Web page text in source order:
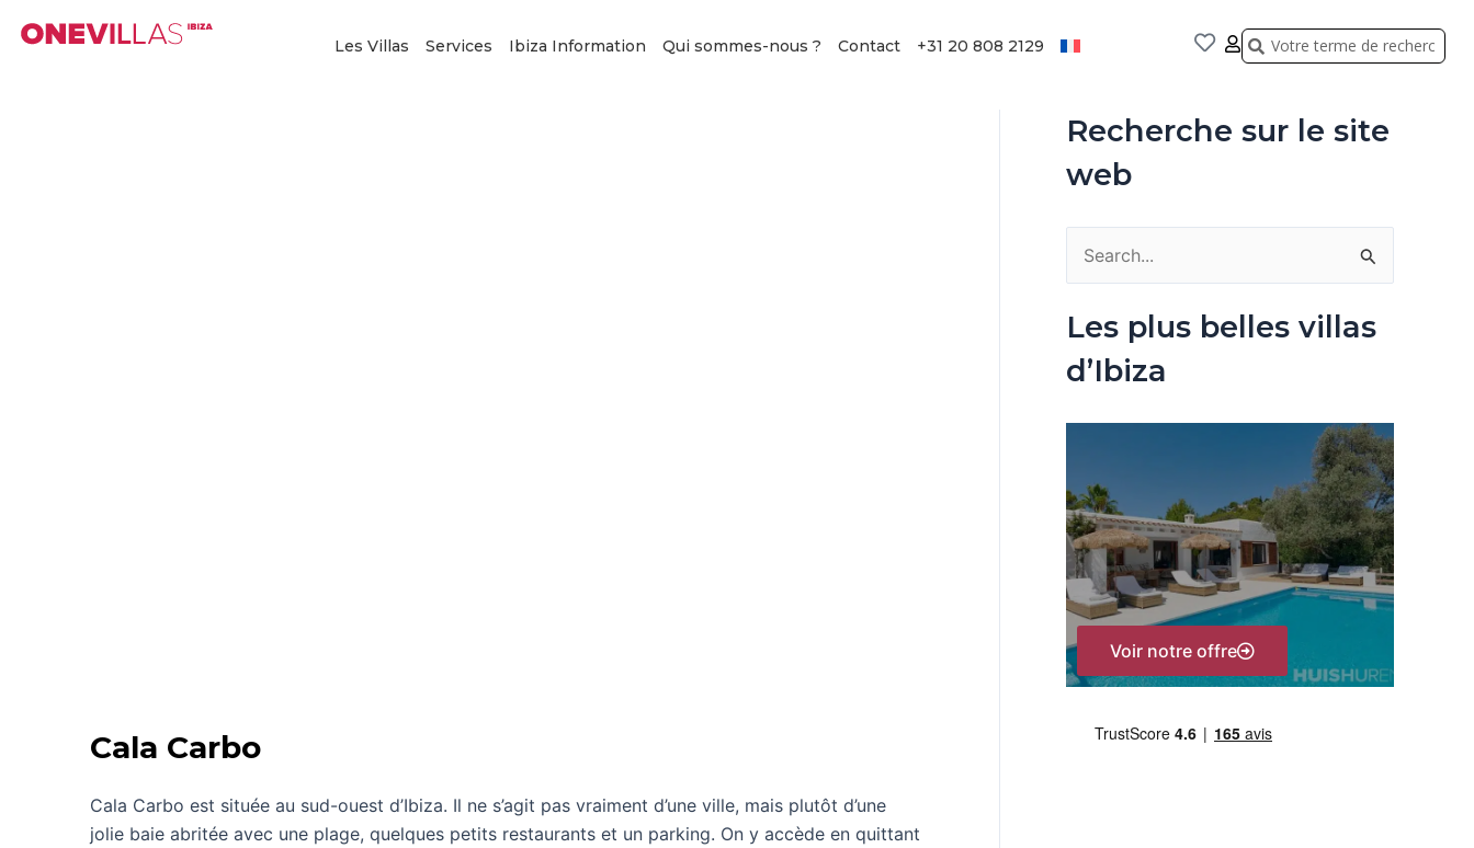
Les Villas Services Ibiza Information Qui sommes-nous ? Contact +31 20 808 2129 Rechercher
Rechercher
Cala Carbo
Cala Carbo est située au sud-ouest d’Ibiza. Il ne s’agit pas vraiment d’une ville, mais plutôt d’une
jolie baie abritée avec une plage, quelques petits restaurants et un parking. On y accède en quittant
Recherche sur le site
web
c
h
h
e
r
:
Les plus belles villas
d’Ibiza
Voir notre offre